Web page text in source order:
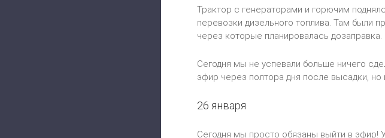
Трактор с генераторами и горючим
перевозки дизельного топлива. Там были
через которые планировалась дозаправка.
Сегодня мы не успевали больше ничего
эфир через полтора дня после высадки, но
26 января
Сегодня мы просто обязаны выйти в эфир!